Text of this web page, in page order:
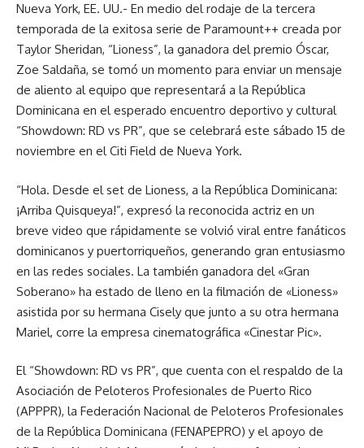
Nueva York, EE. UU.- En medio del rodaje de la tercera
temporada de la exitosa serie de Paramount++ creada por
Taylor Sheridan, “Lioness”, la ganadora del premio Óscar,
Zoe Saldaña, se tomó un momento para enviar un mensaje
de aliento al equipo que representará a la República
Dominicana en el esperado encuentro deportivo y cultural
“Showdown: RD vs PR”, que se celebrará este sábado 15 de
noviembre en el Citi Field de Nueva York.
“Hola. Desde el set de Lioness, a la República Dominicana:
¡Arriba Quisqueya!”, expresó la reconocida actriz en un
breve video que rápidamente se volvió viral entre fanáticos
dominicanos y puertorriqueños, generando gran entusiasmo
en las redes sociales. La también ganadora del «Gran
Soberano» ha estado de lleno en la filmación de «Lioness»
asistida por su hermana Cisely que junto a su otra hermana
Mariel, corre la empresa cinematográfica «Cinestar Pic».
El “Showdown: RD vs PR”, que cuenta con el respaldo de la
Asociación de Peloteros Profesionales de Puerto Rico
(APPPR), la Federación Nacional de Peloteros Profesionales
de la República Dominicana (FENAPEPRO) y el apoyo de